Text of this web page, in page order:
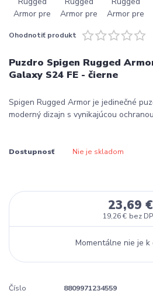
Ohodnotiť produkt
Puzdro Spigen Rugged
Galaxy S24 FE - čierne
Spigen Rugged Armor je jedinečné
moderný dizajn s vynikajúcou
Dostupnosť Nie je skladom
23,69 €
19,26 € bez
Momentálne nie je k
Číslo
8809971234559